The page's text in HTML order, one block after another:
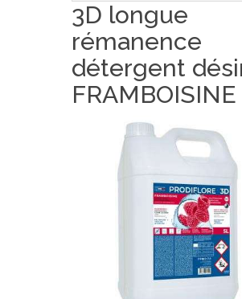
3D longue
rémanence
détergent